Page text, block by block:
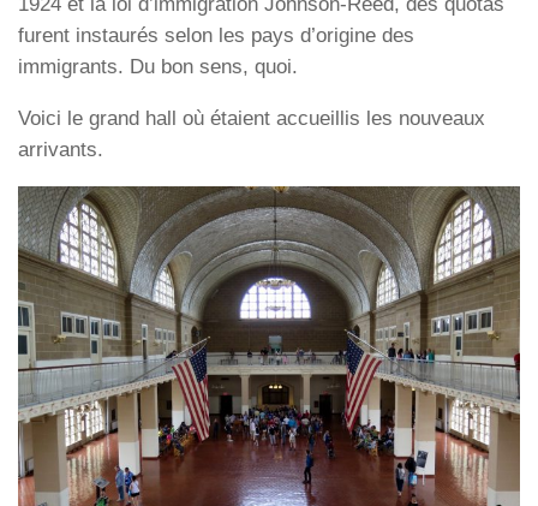
furent instaurés selon les pays d’origine des
immigrants. Du bon sens, quoi.
Voici le grand hall où étaient accueillis les nouveaux
arrivants.